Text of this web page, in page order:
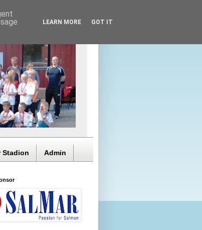
Stadion Admin
LEARN MORE GOT IT